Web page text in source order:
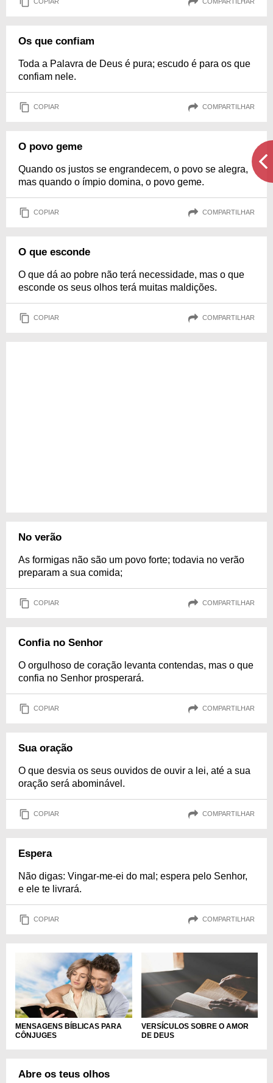
Os que confiam
Toda a Palavra de Deus é pura; escudo é para os que
confiam nele.
COPIAR COMPARTILHAR
O povo geme
Quando os justos se engrandecem, o povo se alegra,
mas quando o ímpio domina, o povo geme.
COPIAR COMPARTILHAR
O que esconde
O que dá ao pobre não terá necessidade, mas o que
esconde os seus olhos terá muitas maldições.
COPIAR COMPARTILHAR
No verão
As formigas não são um povo forte; todavia no verão
preparam a sua comida;
COPIAR COMPARTILHAR
Confia no Senhor
O orgulhoso de coração levanta contendas, mas o que
confia no Senhor prosperará.
COPIAR COMPARTILHAR
Sua oração
O que desvia os seus ouvidos de ouvir a lei, até a sua
oração será abominável.
COPIAR COMPARTILHAR
Espera
Não digas: Vingar-me-ei do mal; espera pelo Senhor,
e ele te livrará.
COPIAR COMPARTILHAR
MENSAGENS BÍBLICAS PARA
CÔNJUGES
VERSÍCULOS SOBRE O AMOR
DE DEUS
Abre os teus olhos